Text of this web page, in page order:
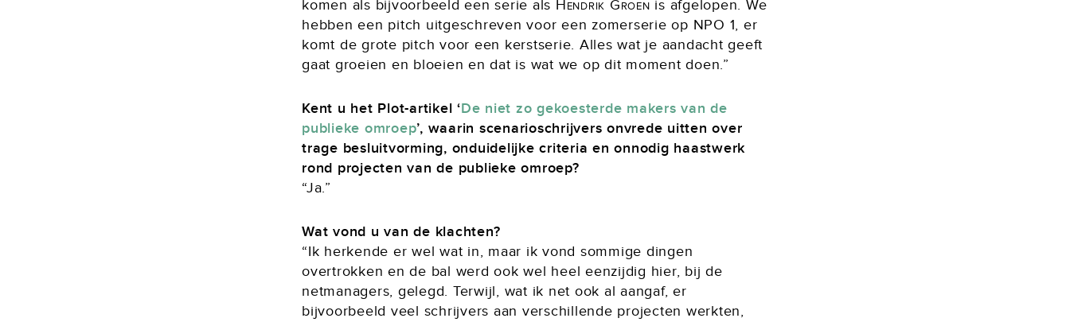
komen als bijvoorbeeld een serie als Hendrik Groen is afgelopen. We
hebben een pitch uitgeschreven voor een zomerserie op NPO 1, er
komt de grote pitch voor een kerstserie. Alles wat je aandacht geeft
gaat groeien en bloeien en dat is wat we op dit moment doen.”
Kent u het Plot-artikel ‘De niet zo gekoesterde makers van de
publieke omroep’, waarin scenarioschrijvers onvrede uitten over
trage besluitvorming, onduidelijke criteria en onnodig haastwerk
rond projecten van de publieke omroep?
“Ja.”
Wat vond u van de klachten?
“Ik herkende er wel wat in, maar ik vond sommige dingen
overtrokken en de bal werd ook wel heel eenzijdig hier, bij de
netmanagers, gelegd. Terwijl, wat ik net ook al aangaf, er
bijvoorbeeld veel schrijvers aan verschillende projecten werkten,